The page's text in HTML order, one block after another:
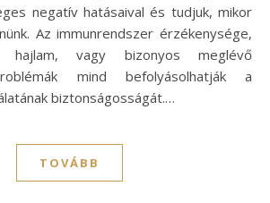
negatív hatásaival és tudjuk, mikor
Az immunrendszer érzékenysége,
hajlam, vagy bizonyos meglévő
mind befolyásolhatják a
biztonságosságát.…
TOVÁBB